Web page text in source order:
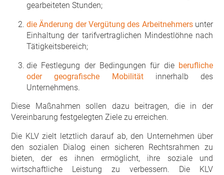
gearbeiteten Stunden;
die Änderung der Vergütung des Arbeitnehmers unter
Einhaltung der tarifvertraglichen Mindestlöhne nach
Tätigkeitsbereich;
die Festlegung der Bedingungen für die berufliche
oder geografische Mobilität innerhalb des
Unternehmens.
Diese Maßnahmen sollen dazu beitragen, die in der
Vereinbarung festgelegten Ziele zu erreichen.
Die KLV zielt letztlich darauf ab, den Unternehmen über
den sozialen Dialog einen sicheren Rechtsrahmen zu
bieten, der es ihnen ermöglicht, ihre soziale und
wirtschaftliche Leistung zu verbessern. Die KLV